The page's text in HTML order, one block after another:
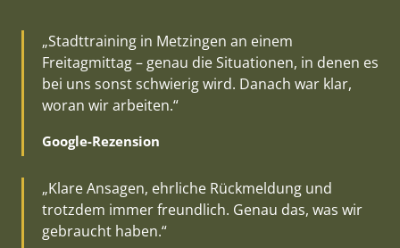
„Stadttraining in Metzingen an einem
Freitagmittag – genau die Situationen, in denen es
bei uns sonst schwierig wird. Danach war klar,
woran wir arbeiten.“
Google-Rezension
„Klare Ansagen, ehrliche Rückmeldung und
trotzdem immer freundlich. Genau das, was wir
gebraucht haben.“